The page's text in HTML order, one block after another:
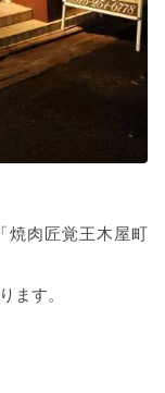
焼肉匠覚王木屋町
ます。